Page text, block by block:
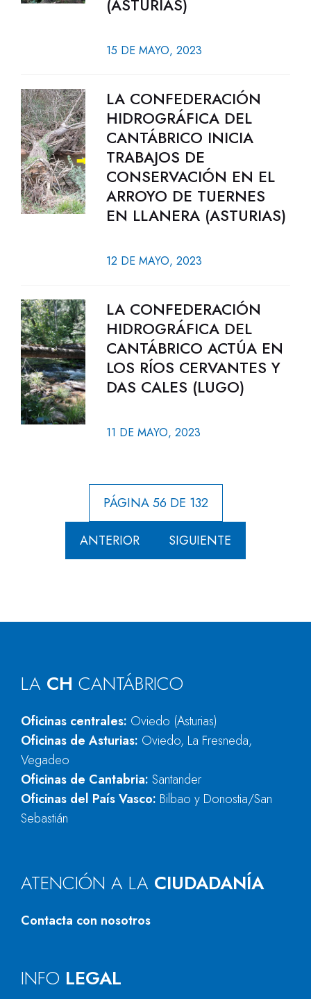
(ASTURIAS)
15 DE MAYO, 2023
LA CONFEDERACIÓN
HIDROGRÁFICA DEL
CANTÁBRICO INICIA
TRABAJOS DE
CONSERVACIÓN EN EL
ARROYO DE TUERNES
EN LLANERA (ASTURIAS)
12 DE MAYO, 2023
LA CONFEDERACIÓN
HIDROGRÁFICA DEL
CANTÁBRICO ACTÚA EN
LOS RÍOS CERVANTES Y
DAS CALES (LUGO)
11 DE MAYO, 2023
PÁGINA 56 DE 132
ANTERIOR SIGUIENTE
LA CH CANTÁBRICO
Oficinas centrales: Oviedo (Asturias)
Oficinas de Asturias: Oviedo, La Fresneda,
Vegadeo
Oficinas de Cantabria: Santander
Oficinas del País Vasco: Bilbao y Donostia/San
Sebastián
ATENCIÓN A LA CIUDADANÍA
Contacta con nosotros
INFO LEGAL